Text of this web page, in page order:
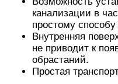
канализации в
простому способу
Внутренняя
не приводит к
обрастаний.
Простая